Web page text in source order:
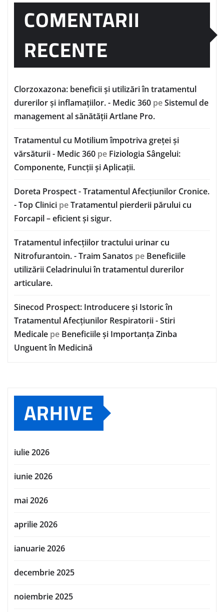
COMENTARII
RECENTE
Clorzoxazona: beneficii și utilizări în tratamentul
durerilor și inflamațiilor. - Medic 360 peSistemul de
management al sănătății Artlane Pro.
Tratamentul cu Motilium împotriva greței și
vărsăturii - Medic 360 pe Fiziologia Sângelui:
Componente, Funcții și Aplicații.
Doreta Prospect - Tratamentul Afecțiunilor Cronice.
- Top Clinici peTratamentul pierderii părului cu
Forcapil – eficient și sigur.
Tratamentul infecțiilor tractului urinar cu
Nitrofurantoin. - Traim Sanatos pe Beneficiile
utilizării Celadrinului în tratamentul durerilor
articulare.
Sinecod Prospect: Introducere și Istoric în
Tratamentul Afecțiunilor Respiratorii - Stiri
Medicale pe Beneficiile și Importanța Zinba
Unguent în Medicină
ARHIVE
iulie 2026
iunie 2026
mai 2026
aprilie 2026
ianuarie 2026
decembrie 2025
noiembrie 2025